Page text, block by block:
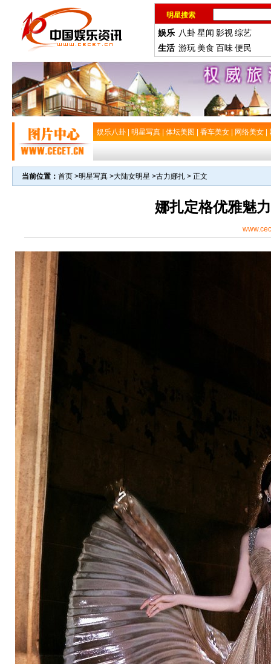
明星搜索
娱乐 八卦星闻 影视综艺
生活 游玩 美食 百味便民
娱乐八卦 明星写真 体坛美图 香车美女 网络美女
当前位置： 首页 >明星写真 >大陆女明星 >古力娜扎 > 正文
娜扎定格优雅魅